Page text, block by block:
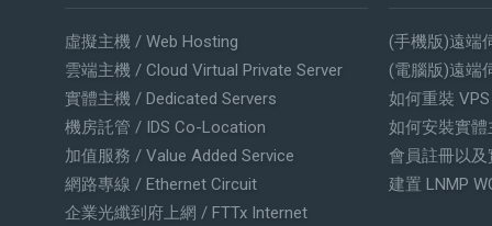
虛擬主機 / Web Hosting
雲端主機 / Cloud Virtual Private Server
實體主機 / Dedicated Servers
機房託管 / IDS Co-Location
加值服務 / Value Added Service
網路專線 / Ethernet Circuit
企業光纖到府上網 / FTTx Internet
(手機版)遠端
(電腦版)遠端
如何重裝
如何安裝實體
會員註冊以
建置 LNMP